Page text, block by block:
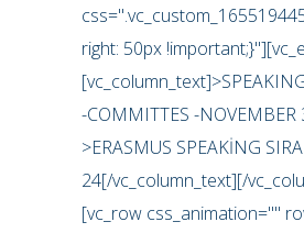
right: 50px
-COMMITTES -NOVEMBER
>ERASMUS SPEAKİNG
24[/vc_column_text][/
[vc_row css_animation=""